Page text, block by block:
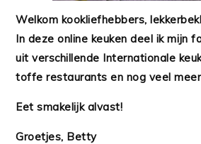
Welkom kookliefhebbers,
In deze online keuken deel ik mijn
uit verschillende Internationale
toffe restaurants en nog veel
Eet smakelijk alvast!
Groetjes, Betty